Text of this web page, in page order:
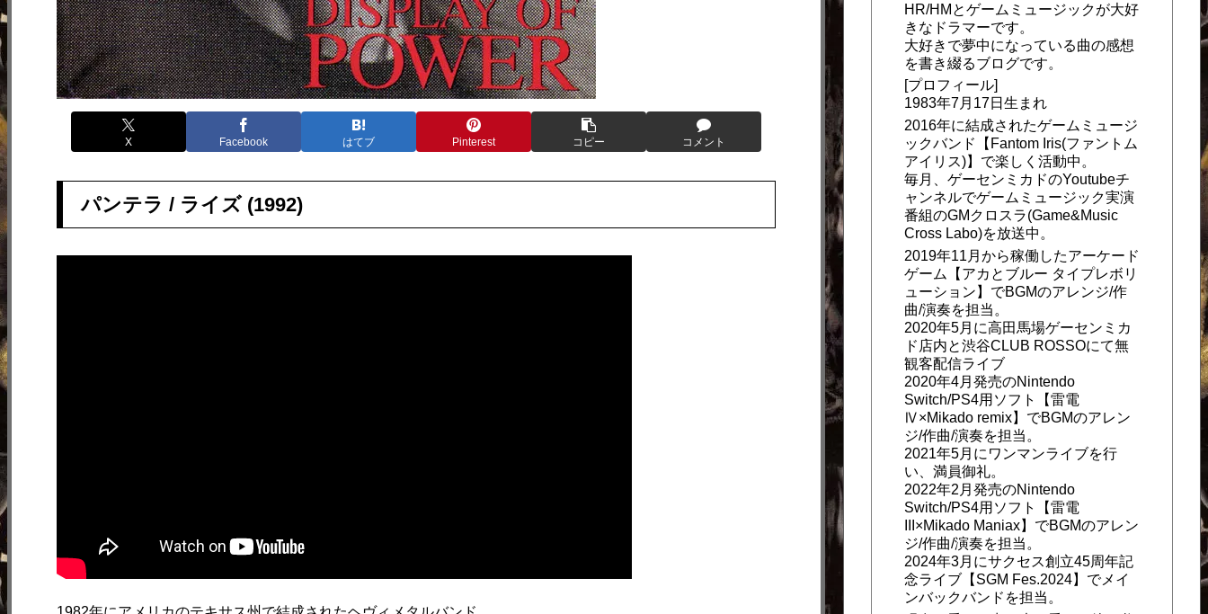
X Facebook はてブ Pinterest コピー コメント
パンテラ / ライズ (1992)
HR/HMとゲームミュージックが大好
きなドラマーです。
大好きで夢中になっている曲の感想
を書き綴るブログです。
[プロフィール]
1983年7月17日生まれ
2016年に結成されたゲームミュージ
ックバンド【Fantom Iris(ファントム
アイリス)】で楽しく活動中。
毎月、ゲーセンミカドのYoutubeチ
ャンネルでゲームミュージック実演
番組のGMクロスラ(Game&Music
Cross Labo)を放送中。
2019年11月から稼働したアーケード
ゲーム【アカとブルー タイプレボリ
ューション】でBGMのアレンジ/作
曲/演奏を担当。
2020年5月に高田馬場ゲーセンミカ
ド店内と渋谷CLUB ROSSOにて無
観客配信ライブ
2020年4月発売のNintendo
Switch/PS4用ソフト【雷電
Ⅳ×Mikado remix】でBGMのアレン
ジ/作曲/演奏を担当。
2021年5月にワンマンライブを行
い、満員御礼。
2022年2月発売のNintendo
Switch/PS4用ソフト【雷電
III×Mikado Maniax】でBGMのアレン
ジ/作曲/演奏を担当。
2024年3月にサクセス創立45周年記
念ライブ【SGM Fes.2024】でメイ
ンバックバンドを担当。